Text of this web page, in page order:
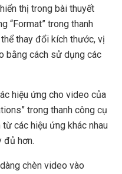
thị trong bài thuyết
“Format” trong thanh
thay đổi kích thước, vị
bằng cách sử dụng các
hiệu ứng cho video của
trong thanh công cụ
các hiệu ứng khác nhau
đủ hơn.
chèn video vào